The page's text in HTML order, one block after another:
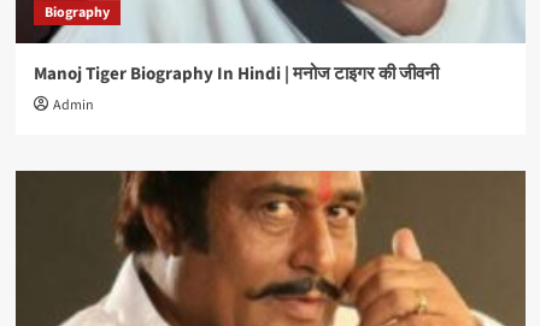
Biography
Manoj Tiger Biography In Hindi | मनोज टाइगर की जीवनी
Admin